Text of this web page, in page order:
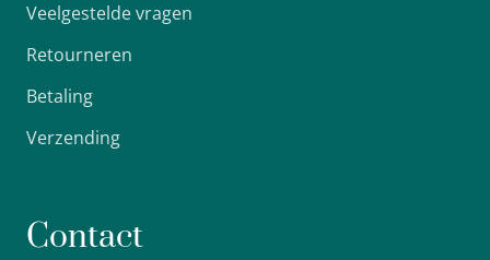
Veelgestelde vragen
Retourneren
Betaling
Verzending
Contact